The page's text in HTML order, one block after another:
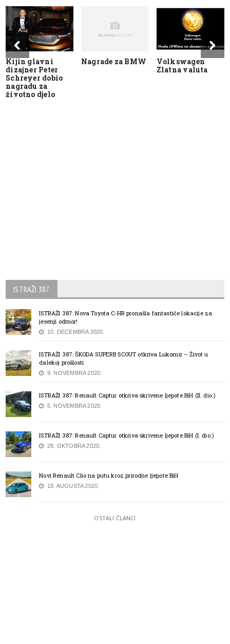
Kijin glavni
dizajner Peter
Schreyer dobio
nagradu za
životno djelo
Nagrade za BMW
Volkswagen
Zlatna valuta
ISTRAŽI 387
ISTRAŽI 387: Nova Toyota C-HR pronašla fantastiče lokacije za
jesenji odmor!
10. DECEMBRA 2020.
ISTRAŽI 387: ŠKODA SUPERB SCOUT otkriva Lukomir – Život u
dalekoj prošlosti
9. NOVEMBRA 2020.
ISTRAŽI 387: Renault Captur otkriva skrivene ljepote BiH (II. dio.)
5. NOVEMBRA 2020.
ISTRAŽI 387: Renault Captur otkriva skrivene ljepote BiH (I. dio.)
28. OKTOBRA 2020.
Novi Renault Clio na putu kroz prirodne ljepote BiH
18. AUGUSTA 2020.
OSTALI ČLANCI